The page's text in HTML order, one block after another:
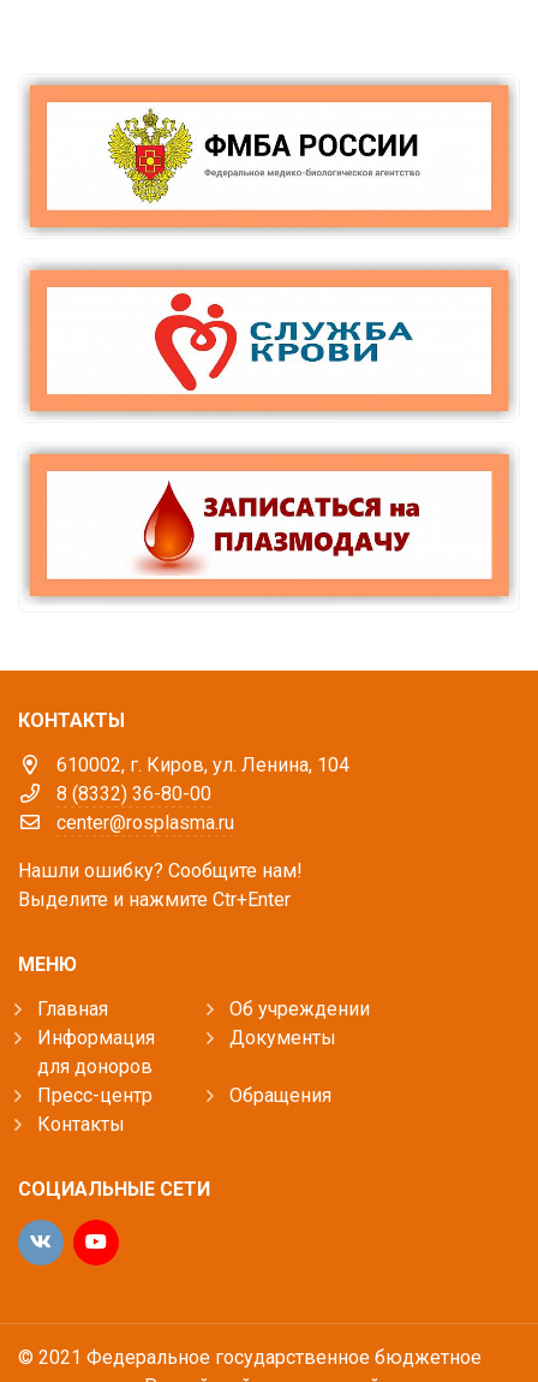
КОНТАКТЫ
610002, г. Киров, ул. Ленина, 104
8 (8332) 36-80-00
center@rosplasma.ru
Нашли ошибку? Сообщите нам!
Выделите и нажмите Ctr+Enter
МЕНЮ
Главная
Об учреждении
Информация
для доноров
Документы
Пресс-центр
Обращения
Контакты
СОЦИАЛЬНЫЕ СЕТИ
© 2021 Федеральное государственное бюджетное